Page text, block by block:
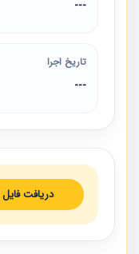
---
تاریخ اجرا
---
دریافت فایل